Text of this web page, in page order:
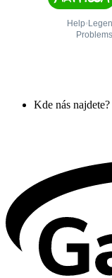
Kde nás najdete?